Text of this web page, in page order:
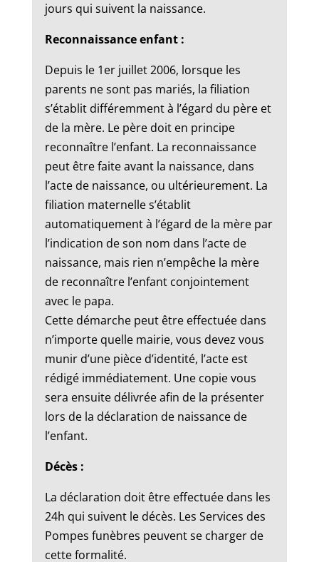
jours qui suivent la naissance.
Reconnaissance enfant :
Depuis le 1er juillet 2006, lorsque les
parents ne sont pas mariés, la filiation
s’établit différemment à l’égard du père et
de la mère. Le père doit en principe
reconnaître l’enfant. La reconnaissance
peut être faite avant la naissance, dans
l’acte de naissance, ou ultérieurement. La
filiation maternelle s’établit
automatiquement à l’égard de la mère par
l’indication de son nom dans l’acte de
naissance, mais rien n’empêche la mère
de reconnaître l’enfant conjointement
avec le papa.
Cette démarche peut être effectuée dans
n’importe quelle mairie, vous devez vous
munir d’une pièce d’identité, l’acte est
rédigé immédiatement. Une copie vous
sera ensuite délivrée afin de la présenter
lors de la déclaration de naissance de
l’enfant.
Décès :
La déclaration doit être effectuée dans les
24h qui suivent le décès. Les Services des
Pompes funèbres peuvent se charger de
cette formalité.